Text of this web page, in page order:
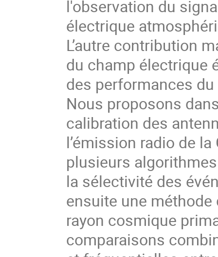
l'observation du
électrique
L’autre contribution
du champ électrique
des performances
Nous proposons
calibration des
l’émission radio de
plusieurs
la sélectivité des
ensuite une
rayon cosmique
comparaisons